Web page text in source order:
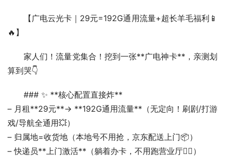
【广电云光卡｜29元=192G通用流量+超长羊毛福利📱
🔥】
家人们！流量党集合！挖到一张**广电神卡**，亲测划
算到哭👇
### ✨ **核心配置直接炸**
– 月租**29元**→ **192G通用流量**（无定向！刷剧/打游
戏/导航全通用💥）
– 归属地=收货地（本地号不用抢，京东配送上门📦）
– 快递员**上门激活**（躺着办卡，不用跑营业厅🏃‍♂️）